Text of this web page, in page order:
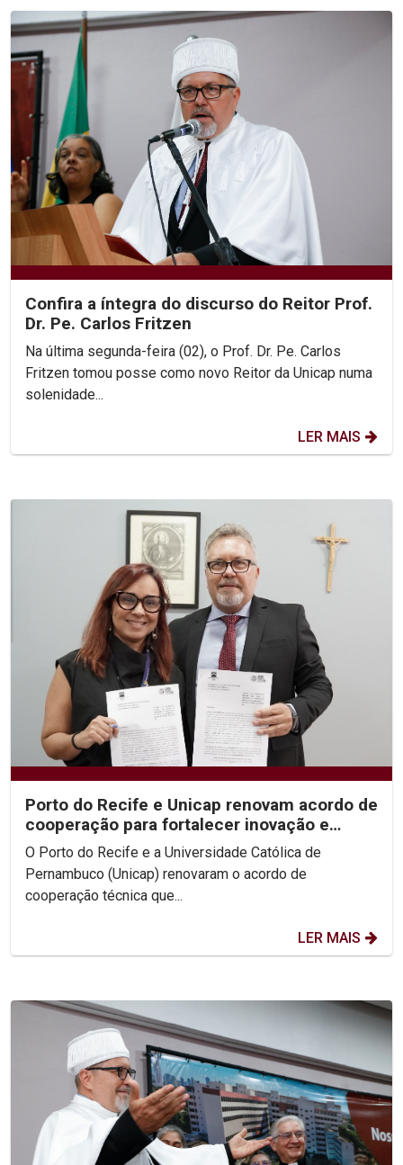
Confira a íntegra do discurso do Reitor Prof.
Dr. Pe. Carlos Fritzen
Na última segunda-feira (02), o Prof. Dr. Pe. Carlos
Fritzen tomou posse como novo Reitor da Unicap numa
solenidade...
LER MAIS
Porto do Recife e Unicap renovam acordo de
cooperação para fortalecer inovação e
formação acadêmica
O Porto do Recife e a Universidade Católica de
Pernambuco (Unicap) renovaram o acordo de
cooperação técnica que...
LER MAIS